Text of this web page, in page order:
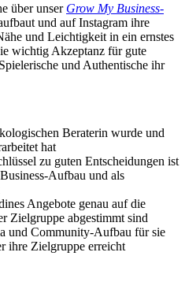
über unser Grow My Business-
und auf Instagram ihre
und Leichtigkeit in ein ernstes
wichtig Akzeptanz für gute
und Authentische ihr
Beraterin wurde und
hat
zu guten Entscheidungen ist
Aufbau und als
Angebote genau auf die
Zielgruppe abgestimmt sind
und Community-Aufbau für sie
ihre Zielgruppe erreicht